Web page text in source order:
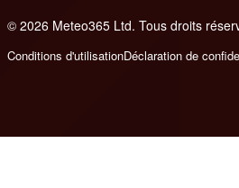
© 2026 Meteo365 Ltd. Tous droits
Conditions d'utilisationDéclaration de